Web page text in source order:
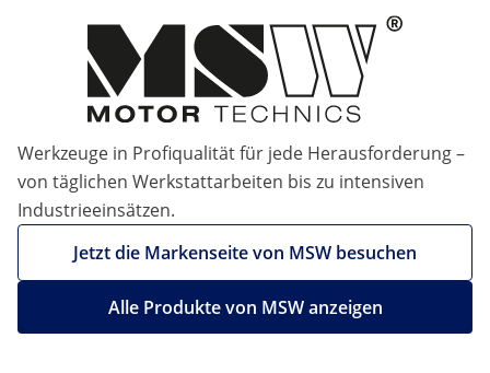
Werkzeuge in Profiqualität für jede Herausforderung –
von täglichen Werkstattarbeiten bis zu intensiven
Industrieeinsätzen.
Jetzt die Markenseite von MSW besuchen
Alle Produkte von MSW anzeigen